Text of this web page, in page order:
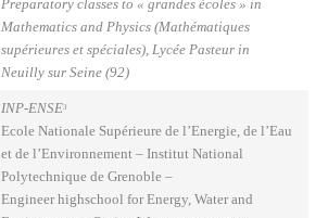
Preparatory classes to « grandes écoles » in
Mathematics and Physics (Mathématiques
supérieures et spéciales), Lycée Pasteur in
Neuilly sur Seine (92)
INP-ENSE3
Ecole Nationale Supérieure de l’Energie, de l’Eau
et de l’Environnement – Institut National
Polytechnique de Grenoble –
Engineer highschool for Energy, Water and